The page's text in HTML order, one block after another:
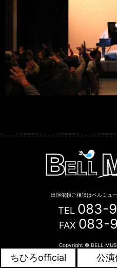
出演依頼ご相談はベルミュ
TEL 083-
FAX 083-
Copyright © BELL
ちひろofficial 公